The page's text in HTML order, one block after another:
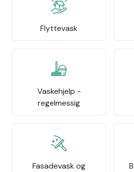
Flyttevask
Vaskehjelp -
regelmessig
Fasadevask og